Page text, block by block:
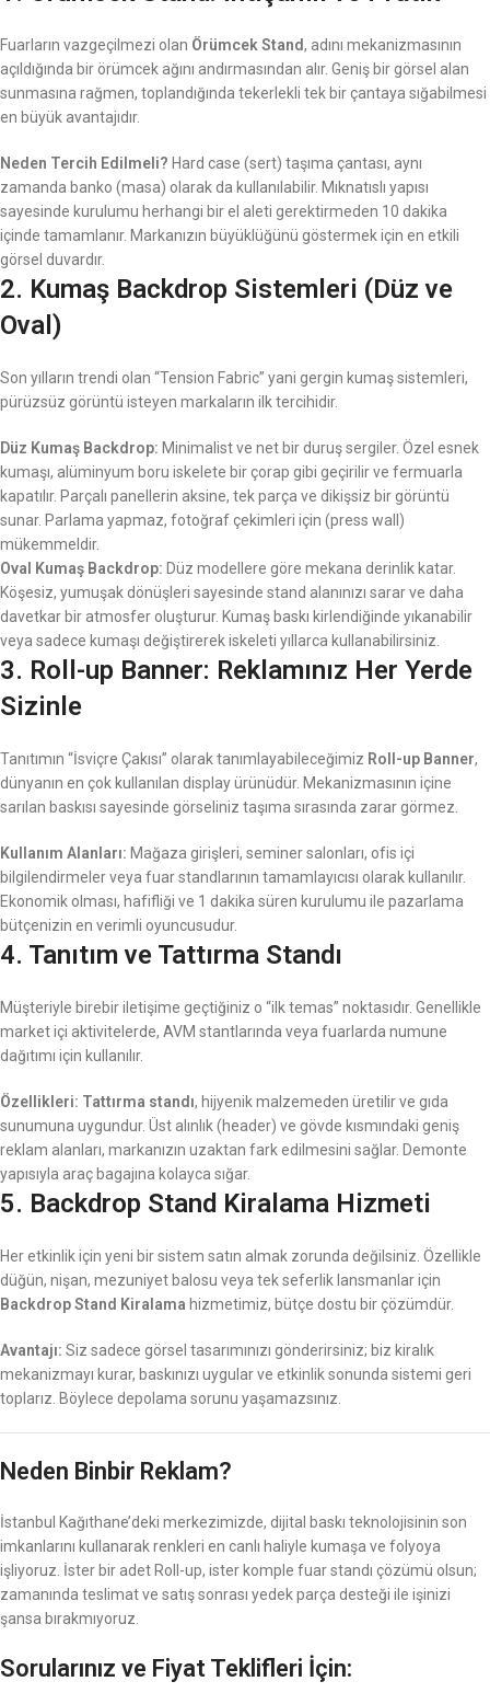
Fuarların vazgeçilmezi olan Örümcek Stand, adını mekanizmasının
açıldığında bir örümcek ağını andırmasından alır. Geniş bir görsel alan
sunmasına rağmen, toplandığında tekerlekli tek bir çantaya sığabilmesi
en büyük avantajıdır.
Neden Tercih Edilmeli? Hard case (sert) taşıma çantası, aynı
zamanda banko (masa) olarak da kullanılabilir. Mıknatıslı yapısı
sayesinde kurulumu herhangi bir el aleti gerektirmeden 10 dakika
içinde tamamlanır. Markanızın büyüklüğünü göstermek için en etkili
görsel duvardır.
2. Kumaş Backdrop Sistemleri (Düz ve
Oval)
Son yılların trendi olan “Tension Fabric” yani gergin kumaş sistemleri,
pürüzsüz görüntü isteyen markaların ilk tercihidir.
Düz Kumaş Backdrop: Minimalist ve net bir duruş sergiler. Özel esnek
kumaşı, alüminyum boru iskelete bir çorap gibi geçirilir ve fermuarla
kapatılır. Parçalı panellerin aksine, tek parça ve dikişsiz bir görüntü
sunar. Parlama yapmaz, fotoğraf çekimleri için (press wall)
mükemmeldir.
Oval Kumaş Backdrop: Düz modellere göre mekana derinlik katar.
Köşesiz, yumuşak dönüşleri sayesinde stand alanınızı sarar ve daha
davetkar bir atmosfer oluşturur. Kumaş baskı kirlendiğinde yıkanabilir
veya sadece kumaşı değiştirerek iskeleti yıllarca kullanabilirsiniz.
3. Roll-up Banner: Reklamınız Her Yerde
Sizinle
Tanıtımın “İsviçre Çakısı” olarak tanımlayabileceğimiz Roll-up Banner,
dünyanın en çok kullanılan display ürünüdür. Mekanizmasının içine
sarılan baskısı sayesinde görseliniz taşıma sırasında zarar görmez.
Kullanım Alanları: Mağaza girişleri, seminer salonları, ofis içi
bilgilendirmeler veya fuar standlarının tamamlayıcısı olarak kullanılır.
Ekonomik olması, hafifliği ve 1 dakika süren kurulumu ile pazarlama
bütçenizin en verimli oyuncusudur.
4. Tanıtım ve Tattırma Standı
Müşteriyle birebir iletişime geçtiğiniz o “ilk temas” noktasıdır. Genellikle
market içi aktivitelerde, AVM stantlarında veya fuarlarda numune
dağıtımı için kullanılır.
Özellikleri: Tattırma standı, hijyenik malzemeden üretilir ve gıda
sunumuna uygundur. Üst alınlık (header) ve gövde kısmındaki geniş
reklam alanları, markanızın uzaktan fark edilmesini sağlar. Demonte
yapısıyla araç bagajına kolayca sığar.
5. Backdrop Stand Kiralama Hizmeti
Her etkinlik için yeni bir sistem satın almak zorunda değilsiniz. Özellikle
düğün, nişan, mezuniyet balosu veya tek seferlik lansmanlar için
Backdrop Stand Kiralama hizmetimiz, bütçe dostu bir çözümdür.
Avantajı: Siz sadece görsel tasarımınızı gönderirsiniz; biz kiralık
mekanizmayı kurar, baskınızı uygular ve etkinlik sonunda sistemi geri
toplarız. Böylece depolama sorunu yaşamazsınız.
Neden Binbir Reklam?
İstanbul Kağıthane’deki merkezimizde, dijital baskı teknolojisinin son
imkanlarını kullanarak renkleri en canlı haliyle kumaşa ve folyoya
işliyoruz. İster bir adet Roll-up, ister komple fuar standı çözümü olsun;
zamanında teslimat ve satış sonrası yedek parça desteği ile işinizi
şansa bırakmıyoruz.
Sorularınız ve Fiyat Teklifleri İçin: